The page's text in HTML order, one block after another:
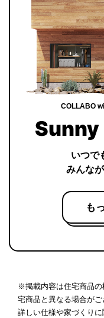
COLLABO
Sunny
いつで
みんな
も
※掲載内容は住宅商品の
宅商品と異なる場合がご
詳しい仕様や家づくり